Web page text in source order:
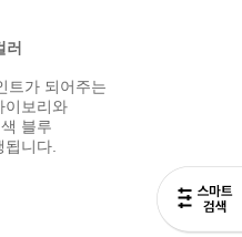
러
트가 되어주는
이보리와
블루
니다.